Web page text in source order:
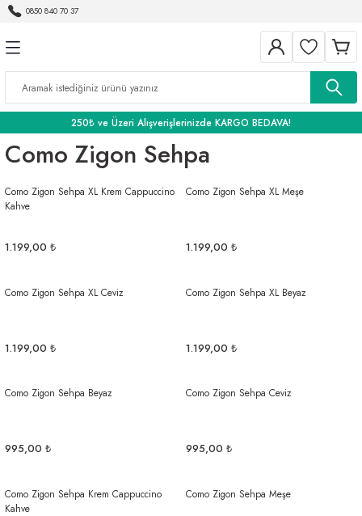
0850 840 70 37
250₺ ve Üzeri Alışverişlerinizde KARGO BEDAVA!
Como Zigon Sehpa
Como Zigon Sehpa XL Krem Cappuccino
Kahve
1.199,00 ₺
Como Zigon Sehpa XL Meşe
1.199,00 ₺
Como Zigon Sehpa XL Ceviz
1.199,00 ₺
Como Zigon Sehpa XL Beyaz
1.199,00 ₺
Como Zigon Sehpa Beyaz
995,00 ₺
Como Zigon Sehpa Ceviz
995,00 ₺
Como Zigon Sehpa Krem Cappuccino
Kahve
Como Zigon Sehpa Meşe